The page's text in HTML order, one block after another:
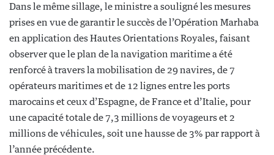
Dans le même sillage, le ministre a souligné les mesures
prises en vue de garantir le succès de l’Opération Marhaba
en application des Hautes Orientations Royales, faisant
observer que le plan de la navigation maritime a été
renforcé à travers la mobilisation de 29 navires, de 7
opérateurs maritimes et de 12 lignes entre les ports
marocains et ceux d’Espagne, de France et d’Italie, pour
une capacité totale de 7,3 millions de voyageurs et 2
millions de véhicules, soit une hausse de 3% par rapport à
l’année précédente.